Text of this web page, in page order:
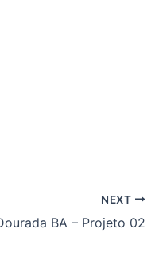
NEXT
BA – Projeto 02